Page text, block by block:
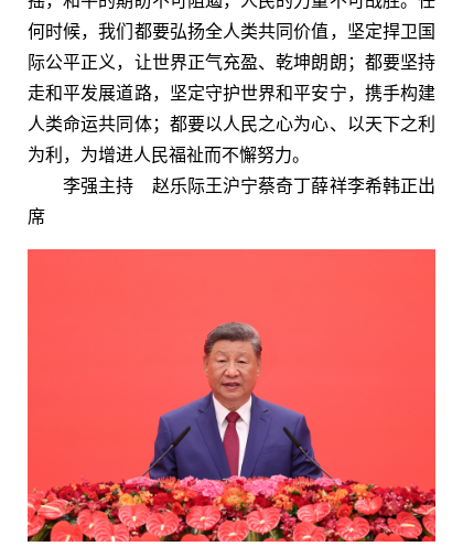
何时候，我们都要弘扬全人类共同价值，坚定捍卫国
际公平正义，让世界正气充盈、乾坤朗朗；都要坚持
走和平发展道路，坚定守护世界和平安宁，携手构建
人类命运共同体；都要以人民之心为心、以天下之利
为利，为增进人民福祉而不懈努力。
李强主持 赵乐际王沪宁蔡奇丁薛祥李希韩正出
席